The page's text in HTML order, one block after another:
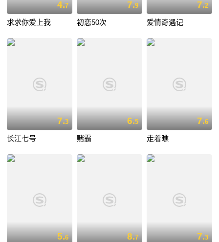
4.7
求求你爱上我
7.9
初恋50次
7.2
爱情奇遇记
7.3
长江七号
6.5
赌霸
7.6
走着瞧
5.6 8.7 7.3